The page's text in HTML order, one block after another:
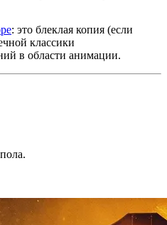
: это блеклая копия (если
классики
в области анимации.